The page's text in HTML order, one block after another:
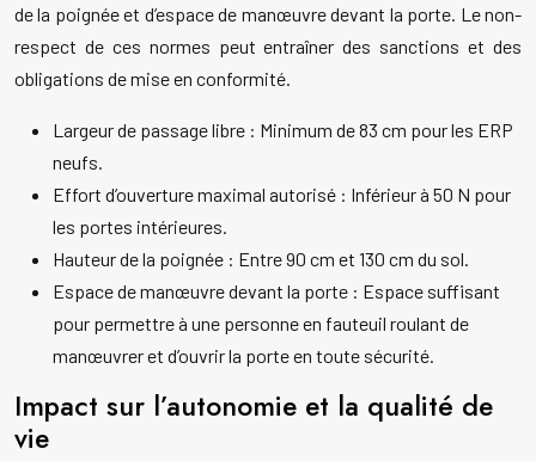
de la poignée et d’espace de manœuvre devant la porte. Le non-
respect de ces normes peut entraîner des sanctions et des
obligations de mise en conformité.
Largeur de passage libre : Minimum de 83 cm pour les ERP
neufs.
Effort d’ouverture maximal autorisé : Inférieur à 50 N pour
les portes intérieures.
Hauteur de la poignée : Entre 90 cm et 130 cm du sol.
Espace de manœuvre devant la porte : Espace suffisant
pour permettre à une personne en fauteuil roulant de
manœuvrer et d’ouvrir la porte en toute sécurité.
Impact sur l’autonomie et la qualité de
vie